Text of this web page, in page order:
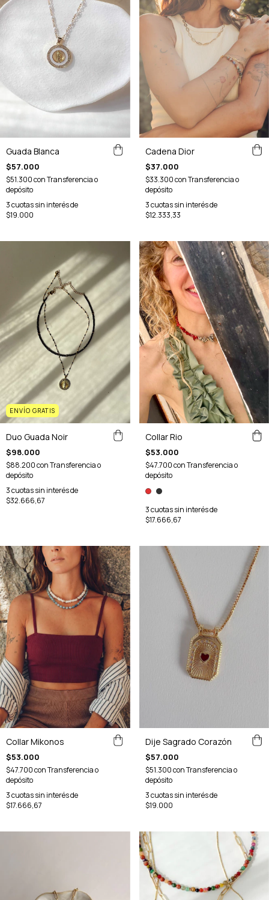
Guada Blanca
$57.000
$51.300conTransferencia o
depósito
3cuotas sin interés de
$19.000
Cadena Dior
$37.000
$33.300conTransferencia o
depósito
3cuotas sin interés de
$12.333,33
ENVÍO GRATIS
Duo Guada Noir
$98.000
$88.200conTransferencia o
depósito
3cuotas sin interés de
$32.666,67
Collar Rio
$53.000
$47.700conTransferencia o
depósito
3cuotas sin interés de
$17.666,67
Collar Mikonos
$53.000
$47.700conTransferencia o
depósito
3cuotas sin interés de
$17.666,67
Dije Sagrado Corazón
$57.000
$51.300conTransferencia o
depósito
3cuotas sin interés de
$19.000